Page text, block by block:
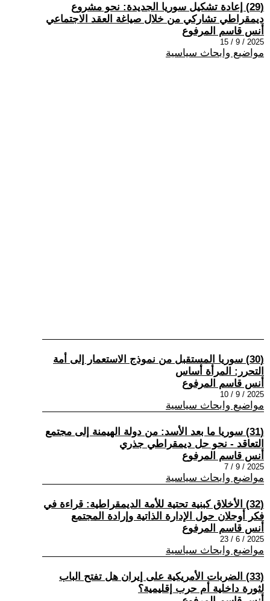
(29) إعادة تشكيل سوريا الجديدة: نحو مشروع
ديمقراطي تشاركي من خلال صياغة العقد الاجتماعي
أنس قاسم المرفوع
2025 / 9 / 15
مواضيع وابحاث سياسية
(30) سوريا المستقبل من نموذج الاستعمار إلى أمة
التحرر: المرأة أساس
أنس قاسم المرفوع
2025 / 9 / 10
مواضيع وابحاث سياسية
(31) سوريا ما بعد الأسد: من دولة الهيمنة إلى مجتمع
التعاقد - نحو حل ديمقراطي جذري
أنس قاسم المرفوع
2025 / 9 / 7
مواضيع وابحاث سياسية
(32) الأخلاق كبنية تحتية للأمة الديمقراطية: قراءة في
فكر أوجلان حول الإدارة الذاتية وإرادة المجتمع
أنس قاسم المرفوع
2025 / 6 / 23
مواضيع وابحاث سياسية
(33) الضربات الأمريكية على إيران هل تفتح الباب
لثورة داخلية أم حرب إقليمية؟